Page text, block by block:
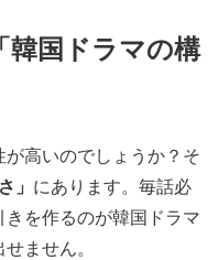
韓国ドラマの構
高いのでしょうか？そ
」 にあります。毎話必
を作るのが韓国ドラマ
ません。